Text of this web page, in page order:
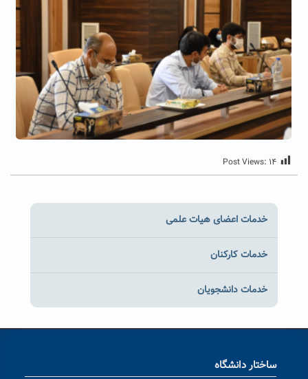
Post Views: ۱۴
خدمات اعضای هیات علمی
خدمات کارکنان
خدمات دانشجویان
ساختار دانشگاه